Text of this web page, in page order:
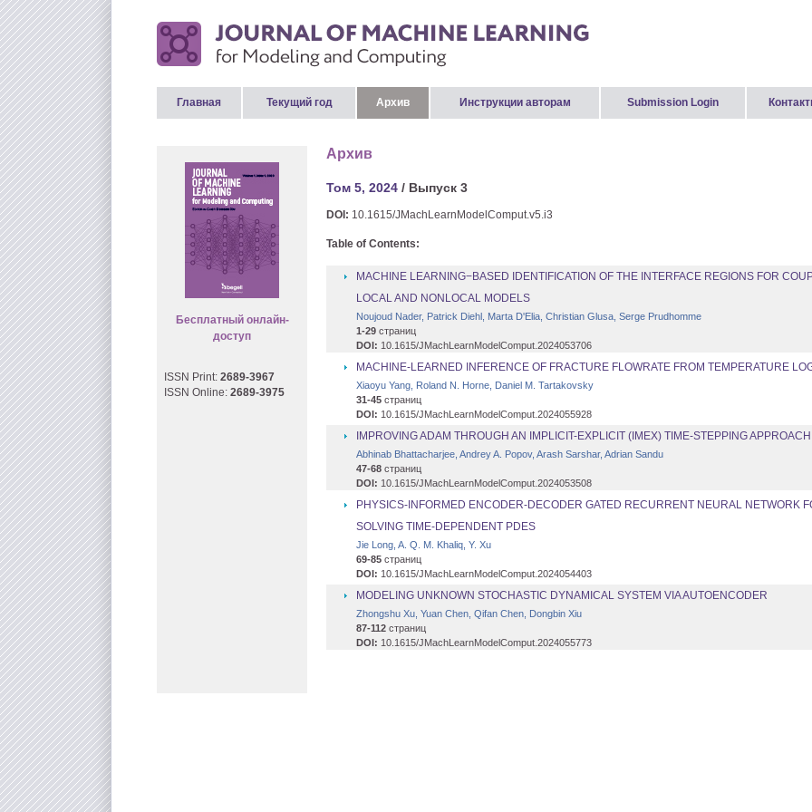
Главная Текущий год Архив Инструкции авторам Submission Login
Бесплатный онлайн-
доступ
ISSN Print: 2689-3967
ISSN Online: 2689-3975
Архив
Том 5, 2024 / Выпуск 3
DOI: 10.1615/JMachLearnModelComput.v5.i3
Table of Contents:
MACHINE LEARNING−BASED IDENTIFICATION OF THE INTERFACE REGIONS FOR
LOCAL AND NONLOCAL MODELS
Noujoud Nader, Patrick Diehl, Marta D'Elia, Christian Glusa, Serge Prudhomme
1-29 страниц
DOI: 10.1615/JMachLearnModelComput.2024053706
MACHINE-LEARNED INFERENCE OF FRACTURE FLOWRATE FROM TEMPERATURE
Xiaoyu Yang, Roland N. Horne, Daniel M. Tartakovsky
31-45 страниц
DOI: 10.1615/JMachLearnModelComput.2024055928
IMPROVING ADAM THROUGH AN IMPLICIT-EXPLICIT (IMEX) TIME-STEPPING APPROACH
Abhinab Bhattacharjee, Andrey A. Popov, Arash Sarshar, Adrian Sandu
47-68 страниц
DOI: 10.1615/JMachLearnModelComput.2024053508
PHYSICS-INFORMED ENCODER-DECODER GATED RECURRENT NEURAL NETWORK
SOLVING TIME-DEPENDENT PDES
Jie Long, A. Q. M. Khaliq, Y. Xu
69-85 страниц
DOI: 10.1615/JMachLearnModelComput.2024054403
MODELING UNKNOWN STOCHASTIC DYNAMICAL SYSTEM VIA AUTOENCODER
Zhongshu Xu, Yuan Chen, Qifan Chen, Dongbin Xiu
87-112 страниц
DOI: 10.1615/JMachLearnModelComput.2024055773